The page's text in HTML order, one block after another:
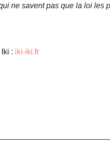
ne savent pas que la loi les
: iki-iki.fr